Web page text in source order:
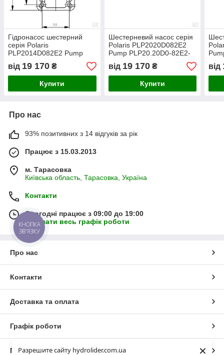
Разрешите сайту hydrolider.com.ua
×
Гідронасос шестерний
серія Polaris
PLP2014D082E2 Pump
PLP20.14D0-82E2-LEB/EA-
N CASAPPA
від 19 170 ₴
Купити
Шестерневий насос серія
Polaris PLP2020D082E2
Pump PLP20.20D0-82E2-
від 19 170₴
Купити
від
Про нас
93% позитивних з 14 відгуків за рік
Працює з 15.03.2013
м. Тарасовка
Київська область, Тарасовка, Україна
Контакти
Сьогодні працює з 09:00 до 19:00
Показати весь графік роботи
Про нас
Контакти
Доставка та оплата
Графік роботи
Повна версія сайту
КНОПКА
ЗВ'ЯЗКУ